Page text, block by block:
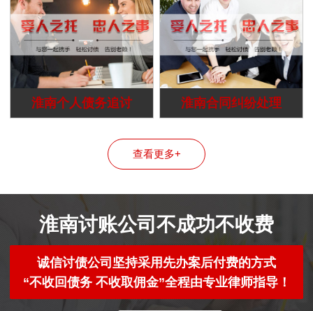
淮南个人债务追讨 淮南合同纠纷处理
查看更多+
淮南讨账公司不成功不收费
诚信讨债公司坚持采用先办案后付费的方式
“不收回债务 不收取佣金”全程由专业律师指导！